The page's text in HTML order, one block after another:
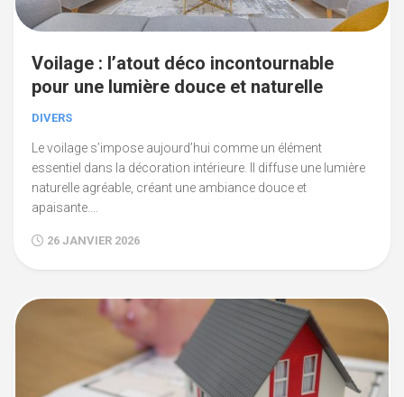
Voilage : l’atout déco incontournable
pour une lumière douce et naturelle
DIVERS
Le voilage s’impose aujourd’hui comme un élément
essentiel dans la décoration intérieure. Il diffuse une lumière
naturelle agréable, créant une ambiance douce et
apaisante....
26 JANVIER 2026